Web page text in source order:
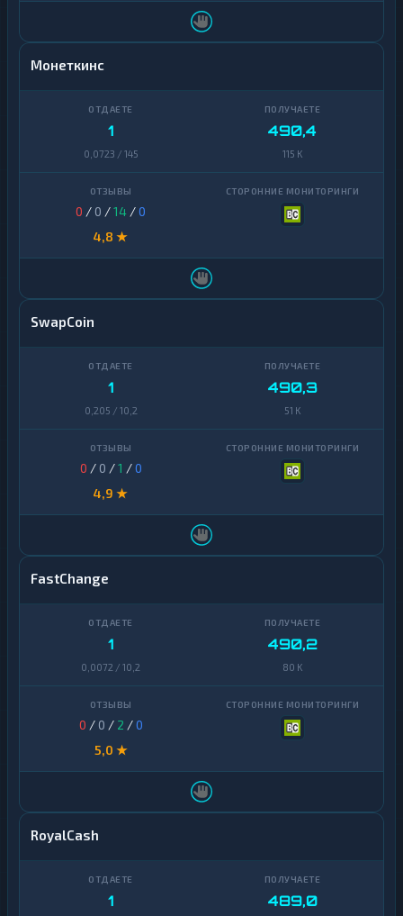
Монеткинс
1
0,0723 / 145
490,4
115 K
0 / 0 /14 /0
4,8 ★
SwapCoin
1
0,205 / 10,2
490,3
51 K
0 / 0 /1 /0
4,9 ★
FastChange
1
0,0072 / 10,2
490,2
80 K
0 / 0 / 2 /0
5,0 ★
RoyalCash
1 489,0